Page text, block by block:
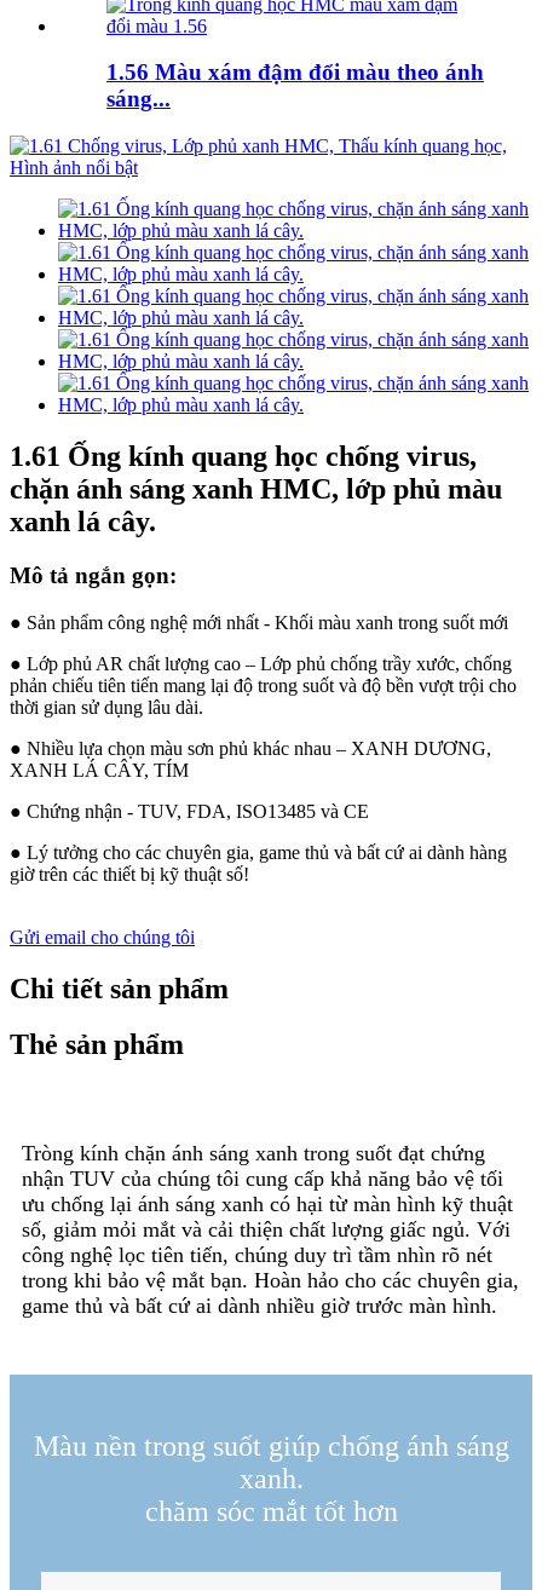
1.56 Màu xám đậm đổi màu theo ánh
sáng...
1.61 Ống kính quang học chống virus,
chặn ánh sáng xanh HMC, lớp phủ màu
xanh lá cây.
Mô tả ngắn gọn:
● Sản phẩm công nghệ mới nhất - Khối màu xanh trong suốt mới
● Lớp phủ AR chất lượng cao – Lớp phủ chống trầy xước, chống
phản chiếu tiên tiến mang lại độ trong suốt và độ bền vượt trội cho
thời gian sử dụng lâu dài.
● Nhiều lựa chọn màu sơn phủ khác nhau – XANH DƯƠNG,
XANH LÁ CÂY, TÍM
● Chứng nhận - TUV, FDA, ISO13485 và CE
● Lý tưởng cho các chuyên gia, game thủ và bất cứ ai dành hàng
giờ trên các thiết bị kỹ thuật số!
Gửi email cho chúng tôi
Chi tiết sản phẩm
Thẻ sản phẩm
Tròng kính chặn ánh sáng xanh trong suốt đạt chứng
nhận TUV của chúng tôi cung cấp khả năng bảo vệ tối
ưu chống lại ánh sáng xanh có hại từ màn hình kỹ thuật
số, giảm mỏi mắt và cải thiện chất lượng giấc ngủ. Với
công nghệ lọc tiên tiến, chúng duy trì tầm nhìn rõ nét
trong khi bảo vệ mắt bạn. Hoàn hảo cho các chuyên gia,
game thủ và bất cứ ai dành nhiều giờ trước màn hình.
Màu nền trong suốt giúp chống ánh sáng
xanh.
chăm sóc mắt tốt hơn